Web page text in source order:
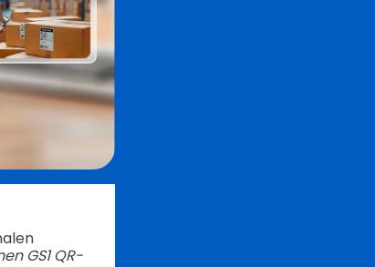
GS1 QR-